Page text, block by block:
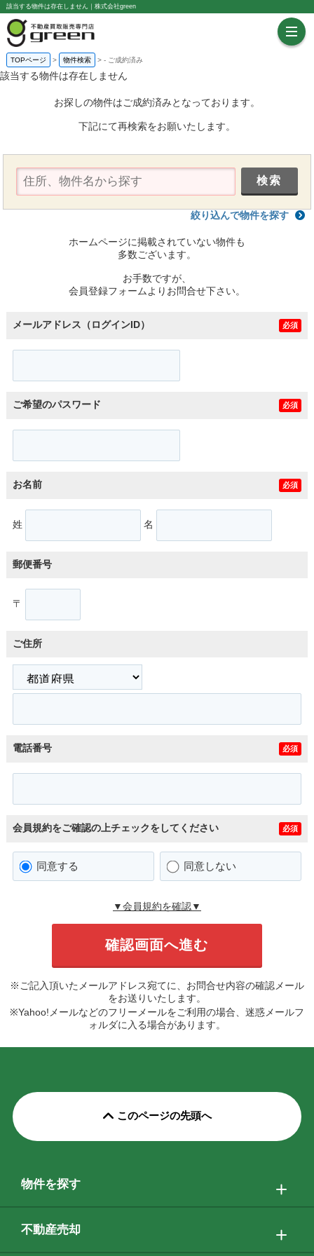
該当する物件は存在しません｜株式会社green
TOPページ 物件検索 - ご成約済み
該当する物件は存在しません
お探しの物件はご成約済みとなっております。
下記にて再検索をお願いたします。
絞り込んで物件を探す
ホームページに掲載されていない物件も
多数ございます。
お手数ですが、
会員登録フォームよりお問合せ下さい。
メールアドレス（ログインID） 必須
ご希望のパスワード 必須
お名前 必須
姓 名
郵便番号
〒
ご住所
電話番号 必須
会員規約をご確認の上チェックをしてください 必須
同意する 同意しない
▼会員規約を確認▼
※ご記入頂いたメールアドレス宛てに、お問合せ内容の確認メール
をお送りいたします。
※Yahoo!メールなどのフリーメールをご利用の場合、迷惑メールフ
ォルダに入る場合があります。
このページの先頭へ
物件を探す
不動産売却